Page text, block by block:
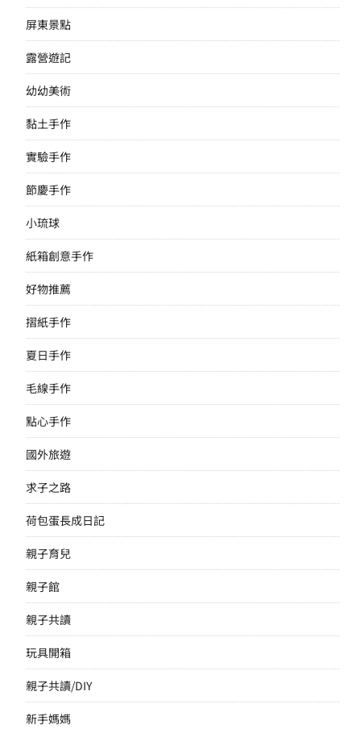
屏東景點
露營遊記
幼幼美術
黏土手作
實驗手作
節慶手作
小琉球
紙箱創意手作
好物推薦
摺紙手作
夏日手作
毛線手作
點心手作
國外旅遊
求子之路
荷包蛋長成日記
親子育兒
親子館
親子共讀
玩具開箱
親子共讀/DIY
新手媽媽